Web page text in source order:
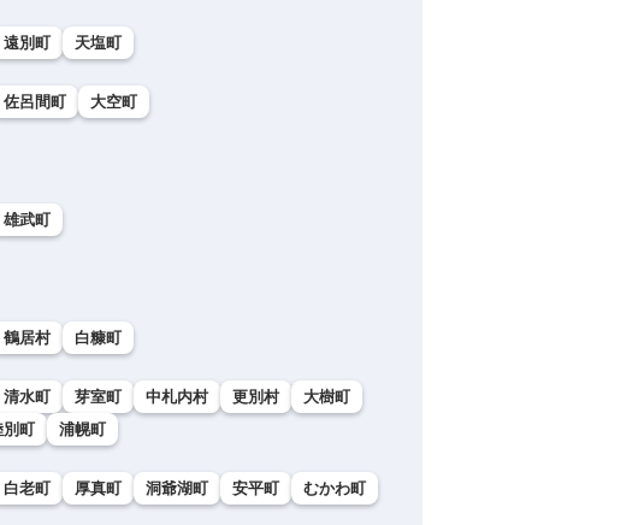
遠別町 天塩町
佐呂間町 大空町
雄武町
鶴居村 白糠町
清水町 芽室町 中札内村 更別村
大樹町
別町 浦幌町
白老町 厚真町 洞爺湖町 安平町 むかわ町